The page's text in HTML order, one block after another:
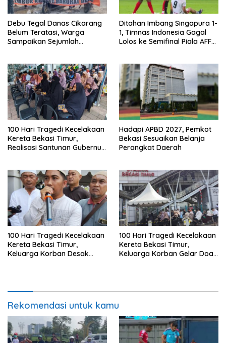
Debu Tegal Danas Cikarang
Belum Teratasi, Warga
Sampaikan Sejumlah
Ditahan Imbang Singapura 1-
1, Timnas Indonesia Gagal
Lolos ke Semifinal Piala AFF
100 Hari Tragedi Kecelakaan
Kereta Bekasi Timur,
Realisasi Santunan Gubernur
Hadapi APBD 2027, Pemkot
Bekasi Sesuaikan Belanja
Perangkat Daerah
100 Hari Tragedi Kecelakaan
Kereta Bekasi Timur,
Keluarga Korban Desak
100 Hari Tragedi Kecelakaan
Kereta Bekasi Timur,
Keluarga Korban Gelar Doa
Rekomendasi untuk kamu